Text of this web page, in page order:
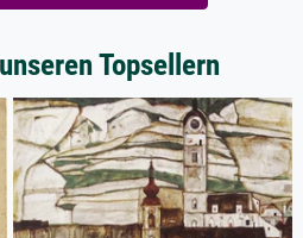
Topsellern